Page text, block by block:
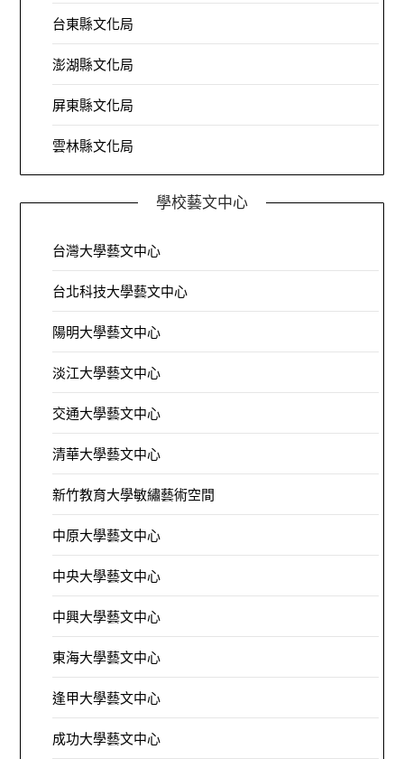
台東縣文化局
澎湖縣文化局
屏東縣文化局
雲林縣文化局
學校藝文中心
台灣大學藝文中心
台北科技大學藝文中心
陽明大學藝文中心
淡江大學藝文中心
交通大學藝文中心
清華大學藝文中心
新竹教育大學敏繡藝術空間
中原大學藝文中心
中央大學藝文中心
中興大學藝文中心
東海大學藝文中心
逢甲大學藝文中心
成功大學藝文中心